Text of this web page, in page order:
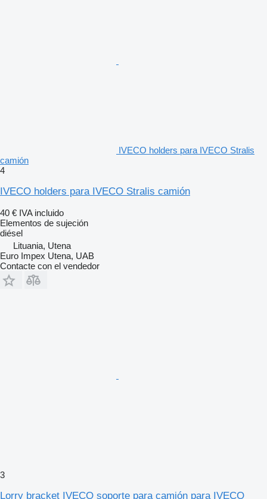
IVECO holders para IVECO Stralis
camión
4
IVECO holders para IVECO Stralis camión
40 € IVA incluido
Elementos de sujeción
diésel
Lituania, Utena
Euro Impex Utena, UAB
Contacte con el vendedor
3
Lorry bracket IVECO soporte para camión para IVECO